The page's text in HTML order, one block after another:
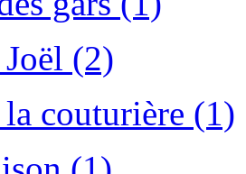
(2)
couturière (1)